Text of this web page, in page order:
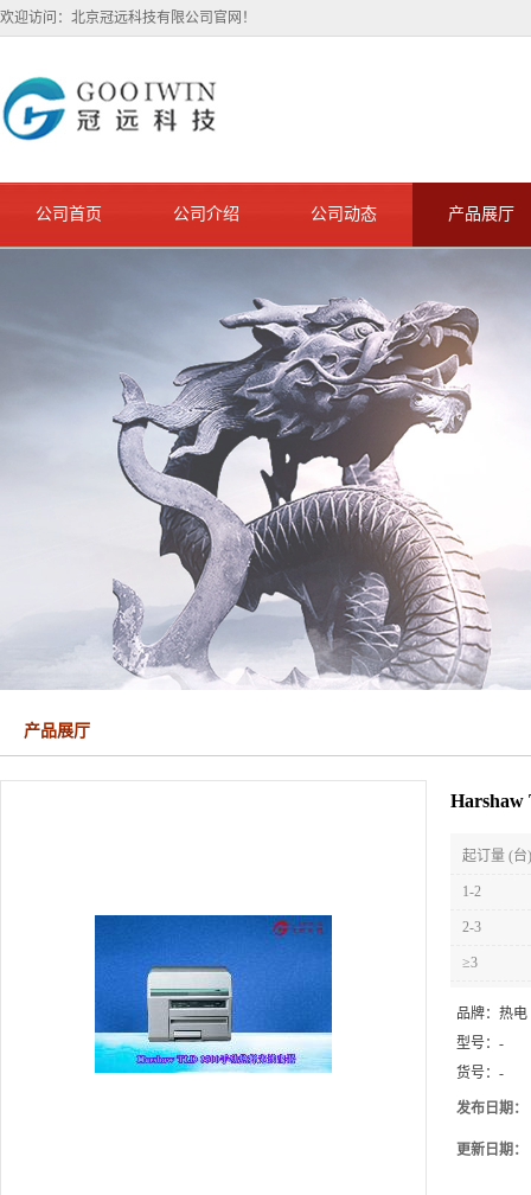
欢迎访问：北京冠远科技有限公司官网！
公司首页 公司介绍 公司动态 产品展厅
产品展厅
Harshaw
起订量 (台)
1-2
2-3
≥3
品牌： 热电
型号： -
货号： -
发布日期：
更新日期：